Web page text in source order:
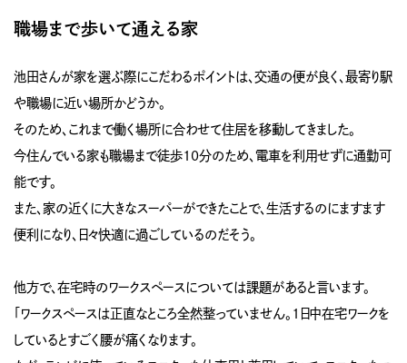
職場まで歩いて通える家
池田さんが家を選ぶ際にこだわるポイントは、交通の便が良く、最寄り駅
や職場に近い場所かどうか。
そのため、これまで働く場所に合わせて住居を移動してきました。
今住んでいる家も職場まで徒歩10分のため、電車を利用せずに通勤可
能です。
また、家の近くに大きなスーパーができたことで、生活するのにますます
便利になり、日々快適に過ごしているのだそう。
他方で、在宅時のワークスペースについては課題があると言います。
「ワークスペースは正直なところ全然整っていません。1日中在宅ワークを
しているとすごく腰が痛くなります。